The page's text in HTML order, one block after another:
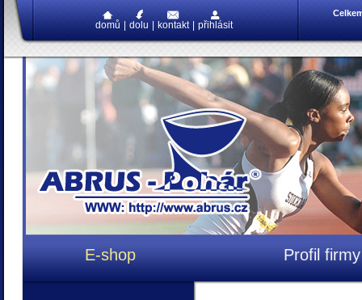
domů dolu kontakt přihlásit
E-shop Profil firmy